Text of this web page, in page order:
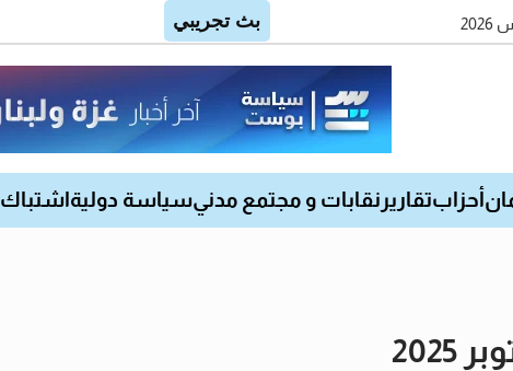
أحزابتقارير نقابات و مجتمع مدنيسياسة دولية اشتباك